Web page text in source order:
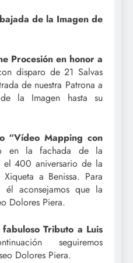
de la Imagen de
Procesión en honor a
disparo de 21 Salvas
de nuestra Patrona a
la Imagen hasta su
“Vídeo Mapping con
en la fachada de la
el 400 aniversario de la
a Benissa. Para
él aconsejamos que la
Dolores Piera.
Tributo a Luis
seguiremos
Dolores Piera.